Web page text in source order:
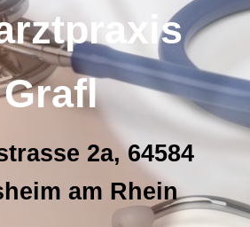
Grafl
2a, 64584
am Rhein